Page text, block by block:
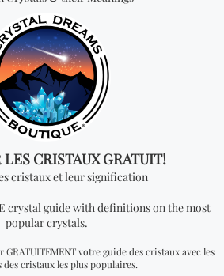
un distributeur officiel.
quelque
spécial? Jetez
d'œil à nos
les plus
vendus!